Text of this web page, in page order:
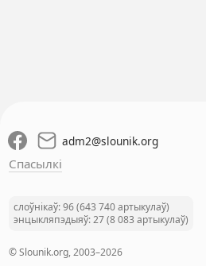
adm2@slounik.org
Спасылкі
слоўнікаў: 96 (643 740 артыкулаў)
энцыкляпэдыяў: 27 (8 083 артыкулаў)
© Slounik.org, 2003–2026